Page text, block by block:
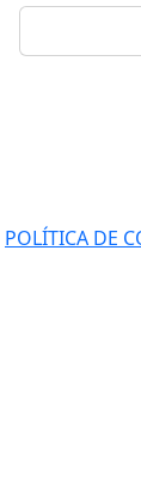
POLÍTICA DE